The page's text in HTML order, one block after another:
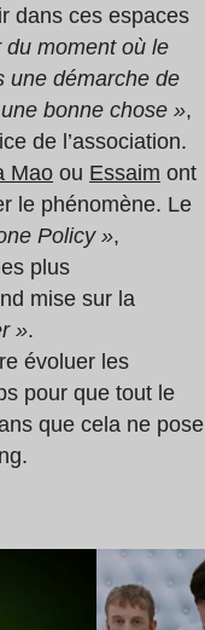
dans ces espaces
du moment où le
une démarche de
bonne chose »,
de l’association.
Mao ou Essaim ont
le phénomène. Le
Policy »,
plus
mise sur la
».
évoluer les
pour que tout le
que cela ne pose